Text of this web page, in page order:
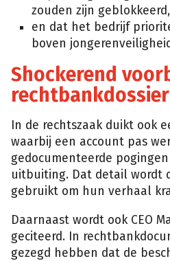
zouden zijn geblokkeerd,
en dat het bedrijf
boven
Shockerend
rechtbankdossier
In de rechtszaak duikt ook
waarbij een account pas
gedocumenteerde
uitbuiting. Dat detail wordt
gebruikt om hun verhaal
Daarnaast wordt ook CEO
geciteerd. In
gezegd hebben dat de